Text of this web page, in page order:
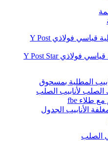
سياج مزرعة أسترالية قياسي فولاذي Y Post Star
الأنابيب الجدول